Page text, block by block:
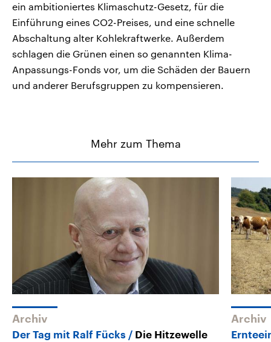
ein ambitioniertes Klimaschutz-Gesetz, für die
Einführung eines CO2-Preises, und eine schnelle
Abschaltung alter Kohlekraftwerke. Außerdem
schlagen die Grünen einen so genannten Klima-
Anpassungs-Fonds vor, um die Schäden der Bauern
und anderer Berufsgruppen zu kompensieren.
Mehr zum Thema
Archiv
Der Tag mit Ralf Fücks
Die Hitzewelle
Archiv